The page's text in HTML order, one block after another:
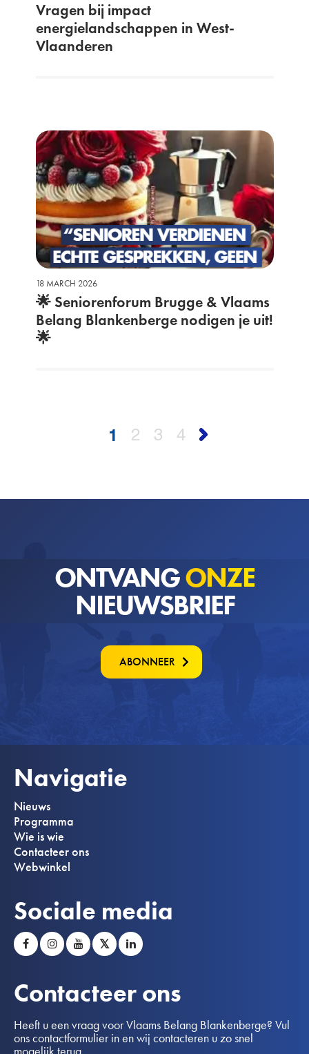
Vragen bij impact
energielandschappen in West-
Vlaanderen
18 MARCH 2026
🌟 Seniorenforum Brugge & Vlaams
Belang Blankenberge nodigen je uit!
🌟
1 2 3 4
ONTVANGONZE
NIEUWSBRIEF
ABONNEER
Navigatie
Nieuws
Programma
Wie is wie
Contacteer ons
Webwinkel
Sociale media
𝕏
Contacteer ons
Heeft u een vraag voor Vlaams Belang Blankenberge? Vul
ons contactformulier in en wij contacteren u zo snel